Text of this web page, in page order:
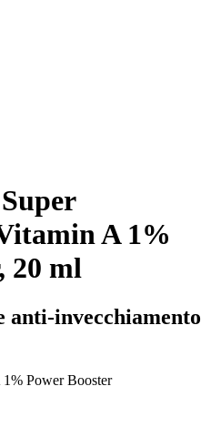
Super
A 1%
20 ml
anti-invecchiamento
Power Booster